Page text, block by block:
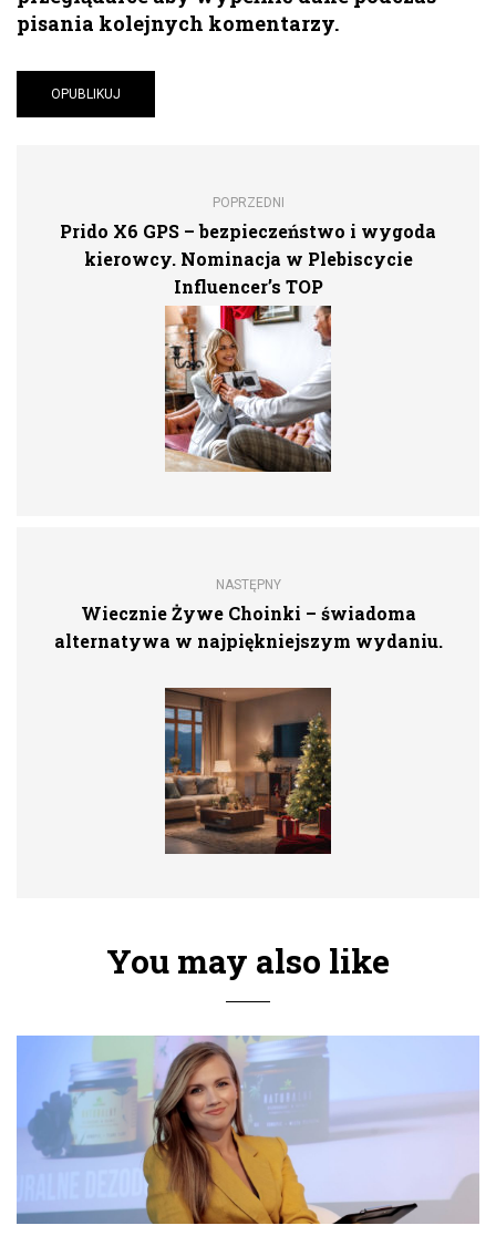
pisania kolejnych komentarzy.
POPRZEDNI
Prido X6 GPS – bezpieczeństwo i wygoda
kierowcy. Nominacja w Plebiscycie
Influencer’s TOP
NASTĘPNY
Wiecznie Żywe Choinki – świadoma
alternatywa w najpiękniejszym wydaniu.
You may also like